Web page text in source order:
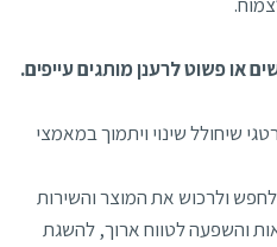
או פשוט לרענן מותגים עייפים.
שיחולל שינוי ויתמוך במאמצי
ולרכוש את המוצר והשירות
והשפעה לטווח ארוך, להשגת